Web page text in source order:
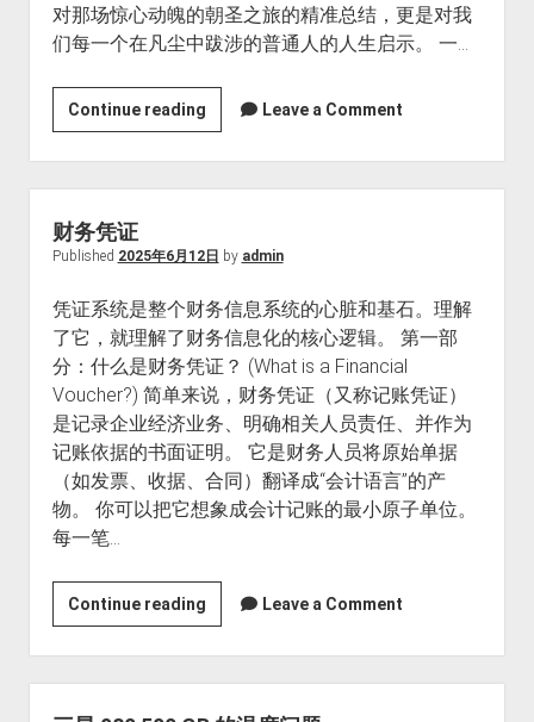
一
次
折”？
对那场惊心动魄的朝圣之旅的精准总结，更是对我
们每一个在凡尘中跋涉的普通人的人生启示。 一…
Continue reading神
山
不
是
点，
们
才
是：
从
《冈
仁
波
齐》
絮
中
读
Leave a Comment
财务凭证
Published 2025年6月12日 by admin
凭证系统是整个财务信息系统的心脏和基石。理解
了它，就理解了财务信息化的核心逻辑。 第一部
分：什么是财务凭证？ (What is a Financial
Voucher?) 简单来说，财务凭证（又称记账凭证）
是记录企业经济业务、明确相关人员责任、并作为
记账依据的书面证明。 它是财务人员将原始单据
（如发票、收据、合同）翻译成“会计语言”的产
物。 你可以把它想象成会计记账的最小原子单位。
每一笔…
Continue reading财
务
凭
证
Leave a Comment